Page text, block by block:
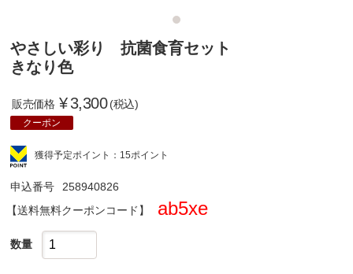
やさしい彩り 抗菌食育セット
きなり色
販売価格 ¥3,300 (税込)
クーポン
獲得予定ポイント：15ポイント
申込番号
258940826
クーポンコード
ab5xe
数量